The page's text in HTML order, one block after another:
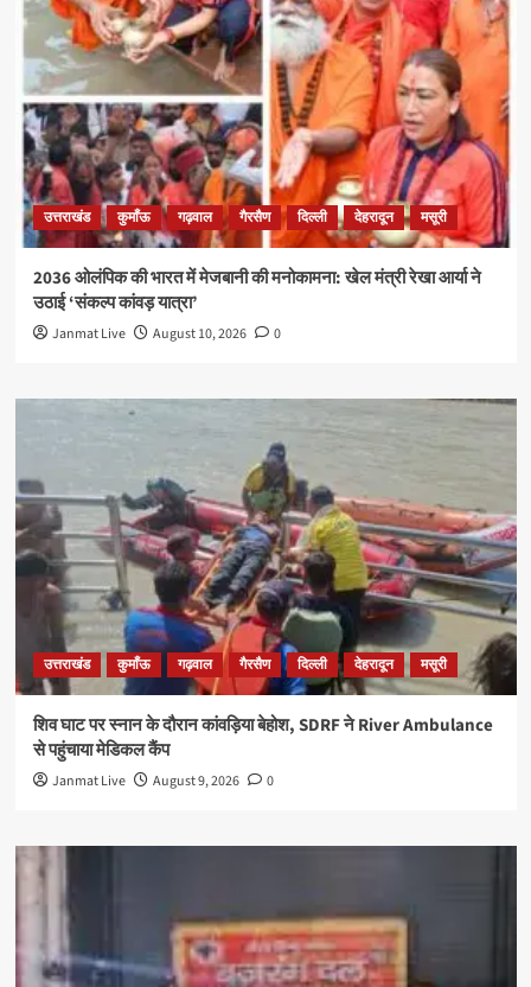
उत्तराखंड कुमाँऊ गढ़वाल गैरसैण दिल्ली देहरादून मसूरी
2036 ओलंपिक की भारत में मेजबानी की मनोकामना: खेल मंत्री रेखा आर्या ने
उठाई ‘संकल्प कांवड़ यात्रा’
Janmat Live August 10, 2026 0
उत्तराखंड कुमाँऊ गढ़वाल गैरसैण दिल्ली देहरादून मसूरी
शिव घाट पर स्नान के दौरान कांवड़िया बेहोश, SDRF ने River Ambulance
से पहुंचाया मेडिकल कैंप
Janmat Live August 9, 2026 0